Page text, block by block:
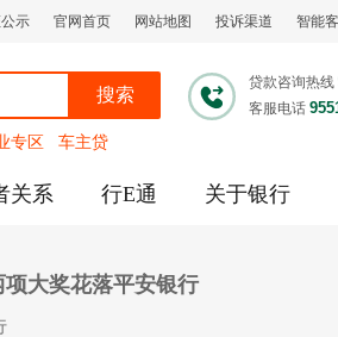
示 官网首页 网站地图 投诉渠道 智能
搜索
贷款咨询热线
客服电话
专区 车主贷
关系 行E通 关于银行
大奖花落平安银行